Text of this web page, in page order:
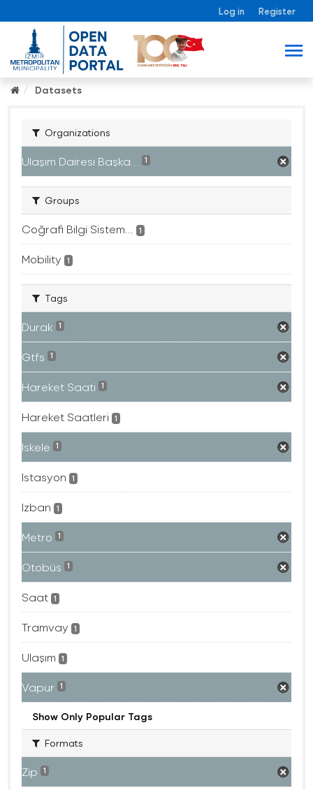
Log in Register
Datasets
Organizations
Ulaşım Dairesi Başka... 1
Groups
Coğrafi Bilgi Sistem... 1
Mobility 1
Tags
Durak 1
Gtfs 1
Hareket Saati 1
Hareket Saatleri 1
Iskele 1
Istasyon 1
Izban 1
Metro 1
Otobüs 1
Saat 1
Tramvay 1
Ulaşım 1
Vapur 1
Show Only Popular Tags
Formats
Zip 1